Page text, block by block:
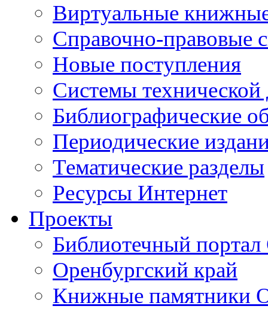
Виртуальные
Справочно-правовые
Новые поступления
Cистемы
Библиографические
Периодические
Тематические разделы
Ресурсы Интернет
Проекты
Библиотечный портал
Оренбургский край
Книжные памятники